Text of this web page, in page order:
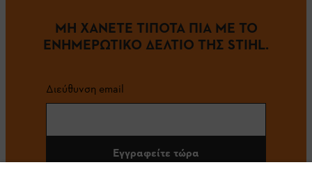
ΜΗ ΧΑΝΕΤΕ ΤΙΠΟΤΑ ΠΙΑ ΜΕ ΤΟ
ΕΝΗΜΕΡΩΤΙΚΟ ΔΕΛΤΙΟ ΤΗΣ STIHL.
Διεύθυνση email
Εγγραφείτε τώρα